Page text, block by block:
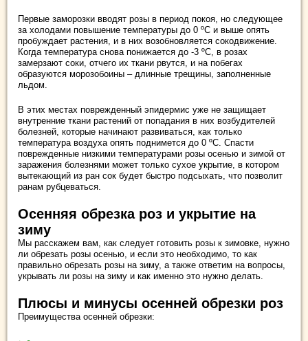
Первые заморозки вводят розы в период покоя, но следующее
за холодами повышение температуры до 0 ºC и выше опять
пробуждает растения, и в них возобновляется сокодвижение.
Когда температура снова понижается до -3 ºC, в розах
замерзают соки, отчего их ткани рвутся, и на побегах
образуются морозобоины – длинные трещины, заполненные
льдом.
В этих местах поврежденный эпидермис уже не защищает
внутренние ткани растений от попадания в них возбудителей
болезней, которые начинают развиваться, как только
температура воздуха опять поднимется до 0 ºC. Спасти
поврежденные низкими температурами розы осенью и зимой от
заражения болезнями может только сухое укрытие, в котором
вытекающий из ран сок будет быстро подсыхать, что позволит
ранам рубцеваться.
Осенняя обрезка роз и укрытие на
зиму
Мы расскажем вам, как следует готовить розы к зимовке, нужно
ли обрезать розы осенью, и если это необходимо, то как
правильно обрезать розы на зиму, а также ответим на вопросы,
укрывать ли розы на зиму и как именно это нужно делать.
Плюсы и минусы осенней обрезки роз
Преимущества осенней обрезки: